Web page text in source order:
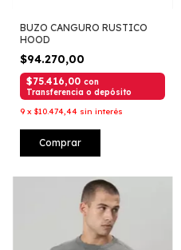
BUZO CANGURO RUSTICO
HOOD
$94.270,00
$75.416,00 con
Transferencia o depósito
9 x $10.474,44 sin interés
Comprar